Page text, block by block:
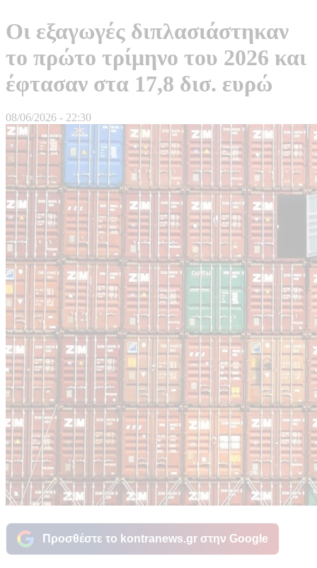
Οι εξαγωγές διπλασιάστηκαν
το πρώτο τρίμηνο του 2026 και
έφτασαν στα 17,8 δισ. ευρώ
08/06/2026 - 22:30
Προσθέστε το kontranews.gr στην Google